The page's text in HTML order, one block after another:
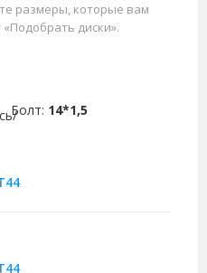
размеры, которые вам
диски».
Болт: 14*1,5